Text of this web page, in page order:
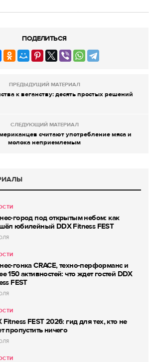
ПОДЕЛИТЬСЯ
ПРЕДЫДУЩИЙ МАТЕРИАЛ
к веганству: десять простых решений
СЛЕДУЮЩИЙ МАТЕРИАЛ
считают употребление мяса и
молока неприемлемым
город под открытым небом: как
юбилейный DDX Fitness FEST
гонка CRACE, техно-перформанс и
150 активностей: что ждет гостей DDX
FEST
Fitness FEST 2026: гид для тех, кто не
пропустить ничего